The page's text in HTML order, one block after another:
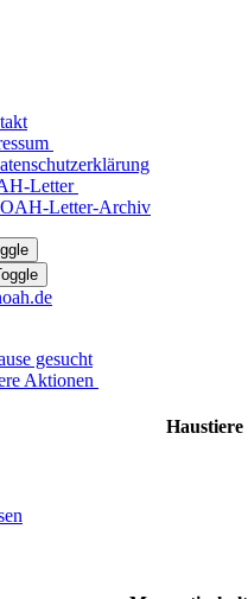
Letter
Letter-Archiv
gesucht
Aktionen
Haustiere